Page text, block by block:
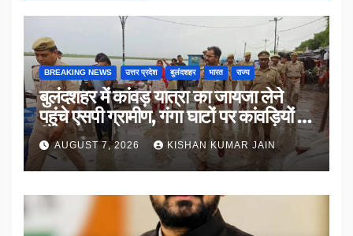
BREAKING NEWS उत्तर प्रदेश बुलंदशहर भारत राज्य
बुलंदशहर में कांवड़ यात्रा का जायजा लेने
पहुंचे एसपी ग्रामीण, गंगा घाटों पर कांवड़ियों से
किया संवाद
AUGUST 7, 2026 KISHAN KUMAR JAIN